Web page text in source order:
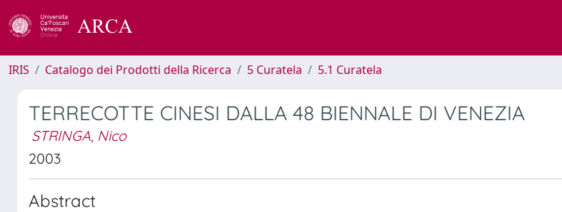
IRIS Catalogo dei Prodotti della Ricerca 5 Curatela 5.1 Curatela
TERRECOTTE CINESI DALLA 48 BIENNALE DI VENEZIA
STRINGA, Nico
2003
Abstract